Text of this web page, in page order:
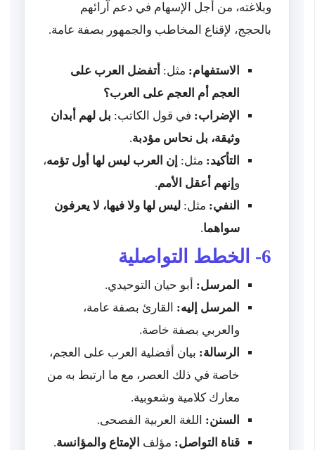
وبلاغته، من أجل الإسهام في دعم آرائهم
بالحجج، لإقناع المخاطب والجمهور بصفة عامة.
الاستفهام: مثل: أتفضل العرب على
العجم أم العجم على العرب؟
الإضراب: في قول الكاتب: بل لهم أبدان
وثيقة، بل نحاس مؤدبة.
التأكيد: مثل: إن العرب ليس لها أول تؤمه،
و إنهم أعقل الأمم.
النفي: مثل:ليس لها ولا فيها، لا يعرفون
سواهما.
6- الخطط التواصلية
المرسل: أبو حيان التوحيدي.
المرسل إليه: القارئ بصفة عامة،
والعربي بصفة خاصة.
الرسالة: بيان أفضلية العرب على العجم،
خاصة في ذلك العصر، مع ما ارتبط به من
معارك كلامية وشعوبية.
السنن: اللغة العربية الفصحى.
قناة التواصل: مؤلف الإمتاع والمؤانسة.